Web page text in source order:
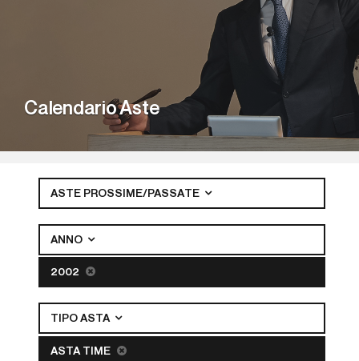
Calendario Aste
ASTE PROSSIME/PASSATE
ANNO
2002
TIPO ASTA
ASTA TIME